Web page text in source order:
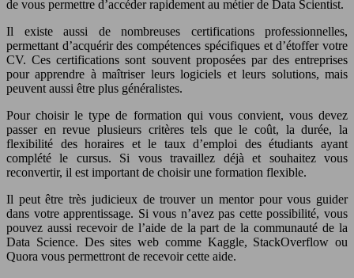
de vous permettre d’accéder rapidement au métier de Data Scientist.
Il existe aussi de nombreuses certifications professionnelles,
permettant d’acquérir des compétences spécifiques et d’étoffer votre
CV. Ces certifications sont souvent proposées par des entreprises
pour apprendre à maîtriser leurs logiciels et leurs solutions, mais
peuvent aussi être plus généralistes.
Pour choisir le type de formation qui vous convient, vous devez
passer en revue plusieurs critères tels que le coût, la durée, la
flexibilité des horaires et le taux d’emploi des étudiants ayant
complété le cursus. Si vous travaillez déjà et souhaitez vous
reconvertir, il est important de choisir une formation flexible.
Il peut être très judicieux de trouver un mentor pour vous guider
dans votre apprentissage. Si vous n’avez pas cette possibilité, vous
pouvez aussi recevoir de l’aide de la part de la communauté de la
Data Science. Des sites web comme Kaggle, StackOverflow ou
Quora vous permettront de recevoir cette aide.